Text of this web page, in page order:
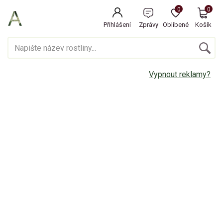
Přihlášení Zprávy Oblíbené
0
Košík
0
Vypnout reklamy?